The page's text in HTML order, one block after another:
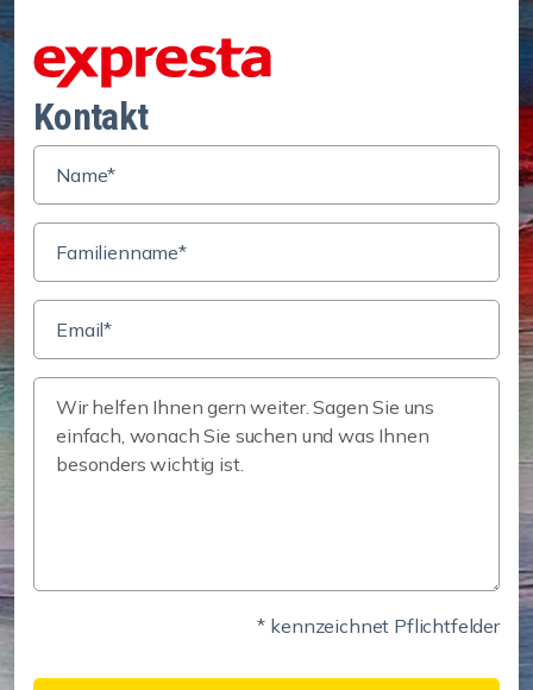
Kontakt
* kennzeichnet Pflichtfelder